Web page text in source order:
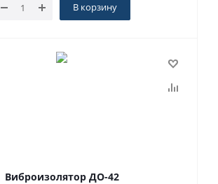
В корзину
Виброизолятор ДО-42